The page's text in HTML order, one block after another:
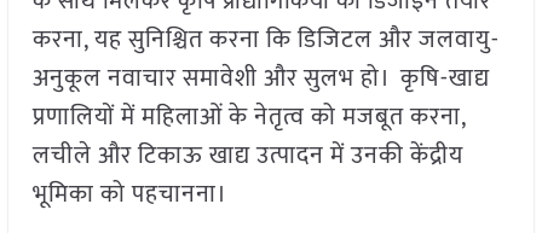
करना, यह सुनिश्चित करना कि डिजिटल और जलवायु-
अनुकूल नवाचार समावेशी और सुलभ हो। कृषि-खाद्य
प्रणालियों में महिलाओं के नेतृत्व को मजबूत करना,
लचीले और टिकाऊ खाद्य उत्पादन में उनकी केंद्रीय
भूमिका को पहचानना।